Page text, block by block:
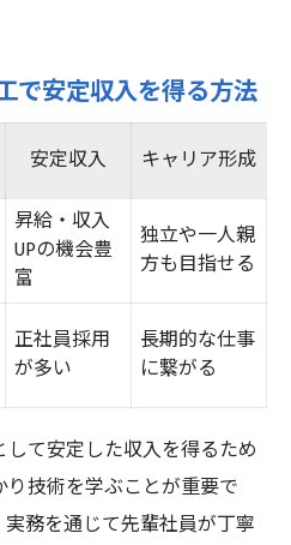
で安定収入を得る方法
安定収入
キャリア形成
昇給・収入
UPの機会豊
富
独立や一人親
方も目指せる
正社員採用
が多い
長期的な仕事
に繋がる
て安定した収入を得るため
技術を学ぶことが重要で
務を通じて先輩社員が丁寧